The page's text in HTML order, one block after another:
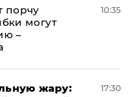
порчу
могут
–
10:35
жару:
17:30